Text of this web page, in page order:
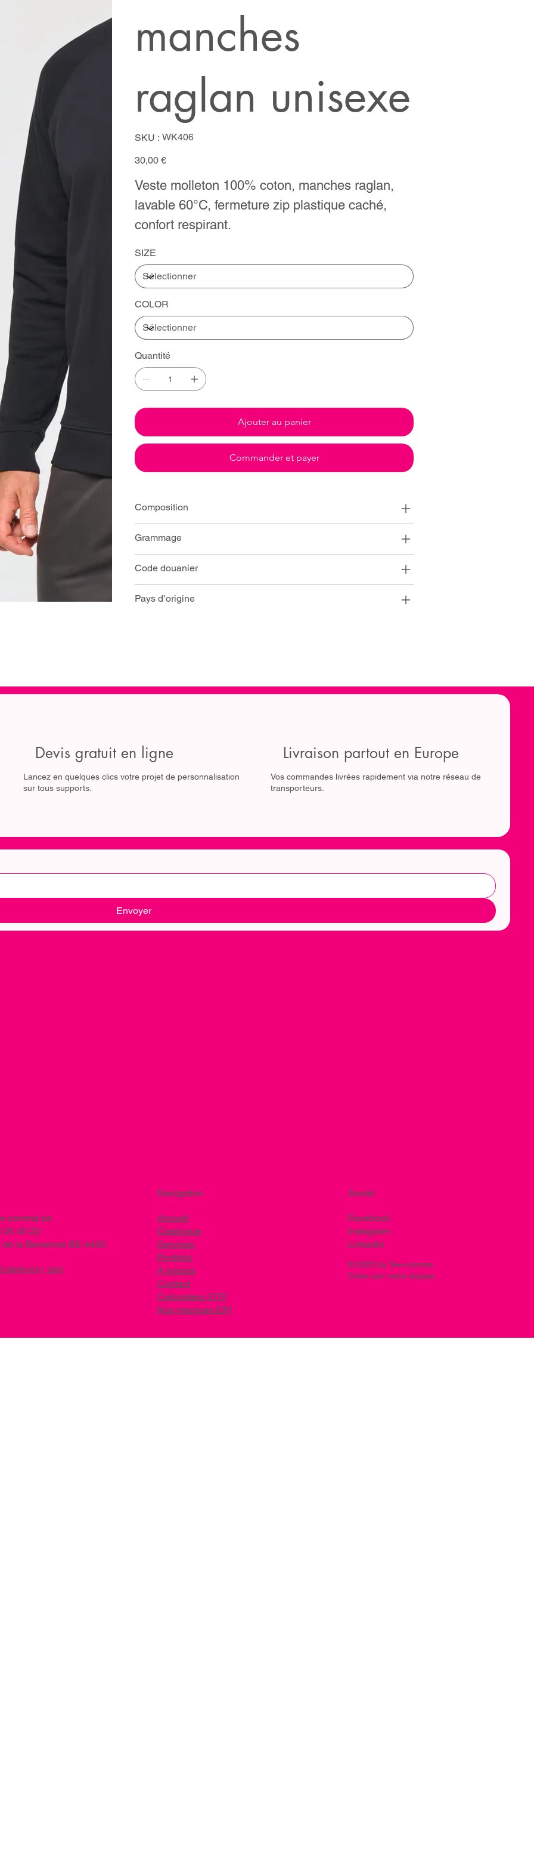
manches
raglan unisexe
SKU : SKU
WK406
WK406
Prix
30,00 €
Veste molleton 100% coton, manches raglan,
lavable 60°C, fermeture zip plastique caché,
confort respirant.
SIZE
COLOR
Quantité
Ajouter au panier
Commander et payer
Composition
Grammage
Code douanier
Pays d’origine
Devis gratuit en ligne
Lancez en quelques clics votre projet de personnalisation
sur tous supports.
Livraison partout en Europe
Vos commandes livrées rapidement via notre réseau de
transporteurs.
comme.be
05 45 22
de la Berwinne BE-4450
Navigation
Accueil
Catalogue
Services
Portfolio
À propos
Contact
Calculateur DTF
Nos marques EPI
Social
Facebook
Instagram
Linkedin
© 2025 by Tee-comme.
Créer par notre équipe.
Envoyer